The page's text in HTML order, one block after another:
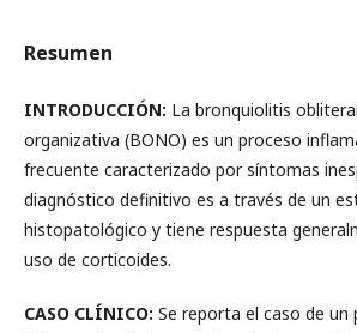
Resumen
INTRODUCCIÓN: La bronquiolitis
organizativa (BONO) es un proceso
frecuente caracterizado por síntomas
diagnóstico definitivo es a través de un
histopatológico y tiene respuesta
uso de corticoides.
CASO CLÍNICO: Se reporta el caso de un